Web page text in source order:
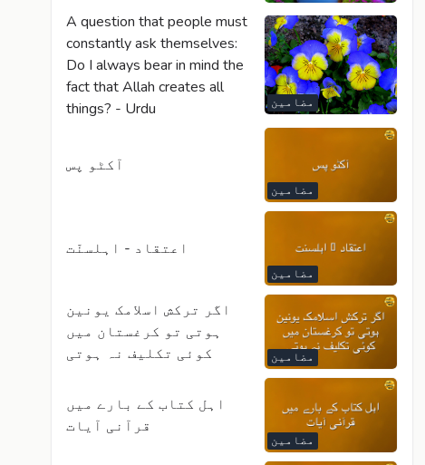
مضامین
A question that people must
constantly ask themselves:
Do I always bear in mind the
fact that Allah creates all
things? - Urdu
مضامین
آکٹو پس
مضامین
اعتقاد - اہلسنّت
مضامین
اگر ترکش اسلامک یونین
ہوتی تو کرغستان میں
کوئی تکلیف نہ ہوتی
مضامین
اہل کتاب کے بارے میں
قرآنی آیات